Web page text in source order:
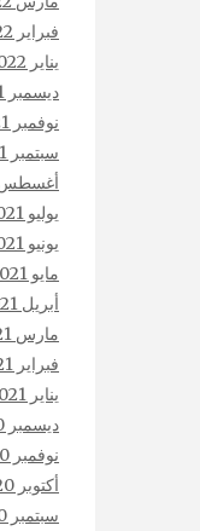
فبراير 2022
يناير 2022
ديسمبر 2021
نوفمبر 2021
سبتمبر 2021
أغسطس
يوليو 2021
يونيو 2021
مايو 2021
أبريل 2021
مارس 2021
فبراير 2021
يناير 2021
ديسمبر 2020
نوفمبر 2020
أكتوبر 2020
سبتمبر 2020